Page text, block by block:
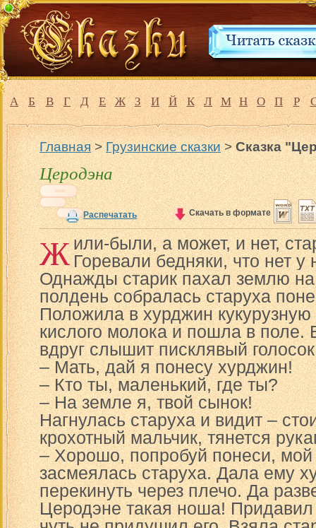
А Б В Г Д Е Ж З И Й К Л М Н О П Р
Главная>Грузинские сказки>Сказка
Церодэна
Распечатать Скачать в формате
Ж или-были, а может, и нет,
Горевали бедняки, что нет у
Однажды старик пахал землю
полдень собралась старуха
Положила в хурджин
кислого молока и пошла в поле.
вдруг слышит писклявый
– Мать, дай я понесу хурджин!
– Кто ты, маленький, где ты?
– На земле я, твой сынок!
Нагнулась старуха и видит –
крохотный мальчик, тянется
– Хорошо, попробуй понеси,
засмеялась старуха. Дала ему
перекинуть через плечо. Да
Церодэне такая ноша!